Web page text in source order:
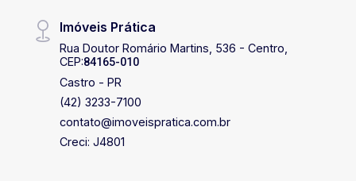
Imóveis Prática
Rua Doutor Romário Martins, 536 - Centro,
CEP:84165-010
Castro - PR
(42) 3233-7100
contato@imoveispratica.com.br
Creci: J4801